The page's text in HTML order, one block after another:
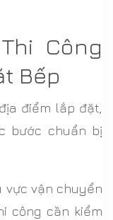
Công
Bếp
điểm lắp đặt,
bước chuẩn bị
vực vận chuyển
công cần kiểm